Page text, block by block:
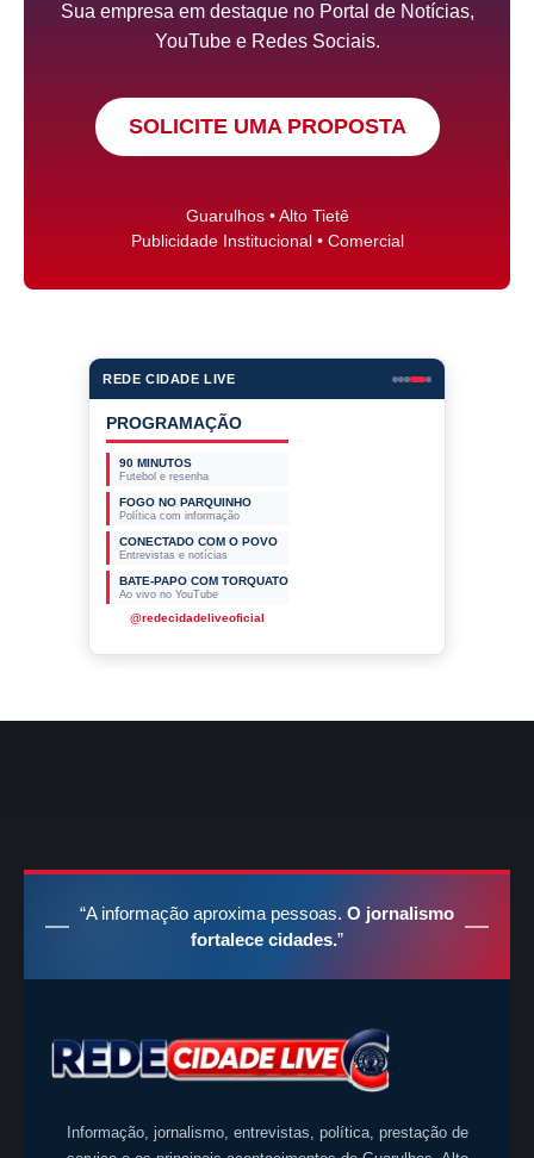
Sua empresa em destaque no Portal de Notícias,
YouTube e Redes Sociais.
SOLICITE UMA PROPOSTA
Guarulhos • Alto Tietê
Publicidade Institucional • Comercial
REDE CIDADE LIVE
EMPRESAS PARCEIRAS
“A informação aproxima pessoas. O jornalismo
fortalece cidades.”
Informação, jornalismo, entrevistas, política, prestação de